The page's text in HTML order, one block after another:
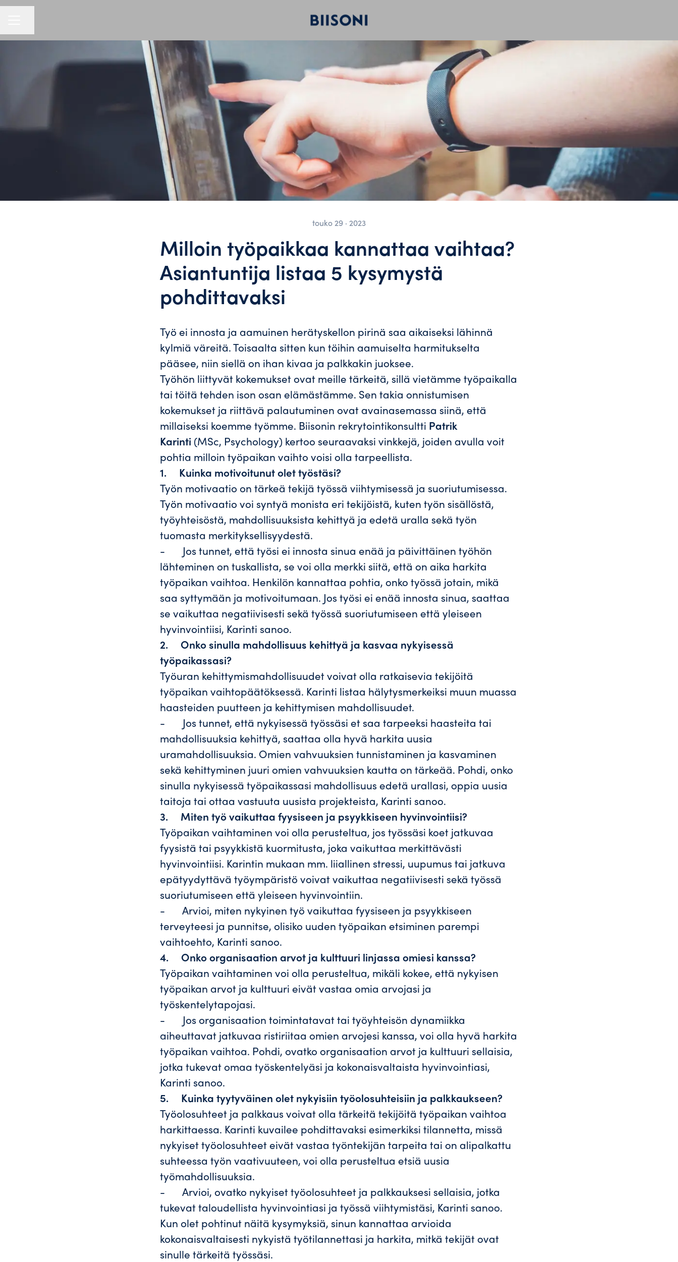
touko 29 · 2023
Milloin työpaikkaa kannattaa vaihtaa?
Asiantuntija listaa 5 kysymystä
pohdittavaksi
Työ ei innosta ja aamuinen herätyskellon pirinä saa aikaiseksi lähinnä
kylmiä väreitä. Toisaalta sitten kun töihin aamuiselta harmitukselta
pääsee, niin siellä on ihan kivaa ja palkkakin juoksee.
Työhön liittyvät kokemukset ovat meille tärkeitä, sillä vietämme työpaikalla
tai töitä tehden ison osan elämästämme. Sen takia onnistumisen
kokemukset ja riittävä palautuminen ovat avainasemassa siinä, että
millaiseksi koemme työmme. Biisonin rekrytointikonsultti Patrik
Karinti (MSc, Psychology) kertoo seuraavaksi vinkkejä, joiden avulla voit
pohtia milloin työpaikan vaihto voisi olla tarpeellista.
1. Kuinka motivoitunut olet työstäsi?
Työn motivaatio on tärkeä tekijä työssä viihtymisessä ja suoriutumisessa.
Työn motivaatio voi syntyä monista eri tekijöistä, kuten työn sisällöstä,
työyhteisöstä, mahdollisuuksista kehittyä ja edetä uralla sekä työn
tuomasta merkityksellisyydestä.
- Jos tunnet, että työsi ei innosta sinua enää ja päivittäinen työhön
lähteminen on tuskallista, se voi olla merkki siitä, että on aika harkita
työpaikan vaihtoa. Henkilön kannattaa pohtia, onko työssä jotain, mikä
saa syttymään ja motivoitumaan. Jos työsi ei enää innosta sinua, saattaa
se vaikuttaa negatiivisesti sekä työssä suoriutumiseen että yleiseen
hyvinvointiisi, Karinti sanoo.
2. Onko sinulla mahdollisuus kehittyä ja kasvaa nykyisessä
työpaikassasi?
Työuran kehittymismahdollisuudet voivat olla ratkaisevia tekijöitä
työpaikan vaihtopäätöksessä. Karinti listaa hälytysmerkeiksi muun muassa
haasteiden puutteen ja kehittymisen mahdollisuudet.
- Jos tunnet, että nykyisessä työssäsi et saa tarpeeksi haasteita tai
mahdollisuuksia kehittyä, saattaa olla hyvä harkita uusia
uramahdollisuuksia. Omien vahvuuksien tunnistaminen ja kasvaminen
sekä kehittyminen juuri omien vahvuuksien kautta on tärkeää. Pohdi, onko
sinulla nykyisessä työpaikassasi mahdollisuus edetä urallasi, oppia uusia
taitoja tai ottaa vastuuta uusista projekteista, Karinti sanoo.
3. Miten työ vaikuttaa fyysiseen ja psyykkiseen hyvinvointiisi?
Työpaikan vaihtaminen voi olla perusteltua, jos työssäsi koet jatkuvaa
fyysistä tai psyykkistä kuormitusta, joka vaikuttaa merkittävästi
hyvinvointiisi. Karintin mukaan mm. liiallinen stressi, uupumus tai jatkuva
epätyydyttävä työympäristö voivat vaikuttaa negatiivisesti sekä työssä
suoriutumiseen että yleiseen hyvinvointiin.
- Arvioi, miten nykyinen työ vaikuttaa fyysiseen ja psyykkiseen
terveyteesi ja punnitse, olisiko uuden työpaikan etsiminen parempi
vaihtoehto, Karinti sanoo.
4. Onko organisaation arvot ja kulttuuri linjassa omiesi kanssa?
Työpaikan vaihtaminen voi olla perusteltua, mikäli kokee, että nykyisen
työpaikan arvot ja kulttuuri eivät vastaa omia arvojasi ja
työskentelytapojasi.
- Jos organisaation toimintatavat tai työyhteisön dynamiikka
aiheuttavat jatkuvaa ristiriitaa omien arvojesi kanssa, voi olla hyvä harkita
työpaikan vaihtoa. Pohdi, ovatko organisaation arvot ja kulttuuri sellaisia,
jotka tukevat omaa työskentelyäsi ja kokonaisvaltaista hyvinvointiasi,
Karinti sanoo.
5. Kuinka tyytyväinen olet nykyisiin työolosuhteisiin ja palkkaukseen?
Työolosuhteet ja palkkaus voivat olla tärkeitä tekijöitä työpaikan vaihtoa
harkittaessa. Karinti kuvailee pohdittavaksi esimerkiksi tilannetta, missä
nykyiset työolosuhteet eivät vastaa työntekijän tarpeita tai on alipalkattu
suhteessa työn vaativuuteen, voi olla perusteltua etsiä uusia
työmahdollisuuksia.
- Arvioi, ovatko nykyiset työolosuhteet ja palkkauksesi sellaisia, jotka
tukevat taloudellista hyvinvointiasi ja työssä viihtymistäsi, Karinti sanoo.
Kun olet pohtinut näitä kysymyksiä, sinun kannattaa arvioida
kokonaisvaltaisesti nykyistä työtilannettasi ja harkita, mitkä tekijät ovat
sinulle tärkeitä työssäsi.